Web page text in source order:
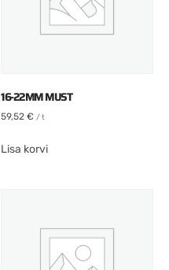
16-22MM MUST
59,52 € / t
Lisa korvi